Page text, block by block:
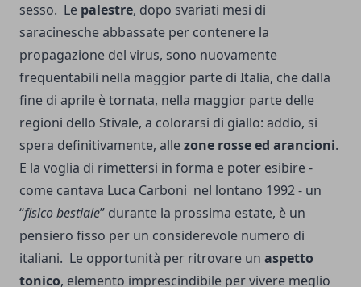
sesso. Le palestre, dopo svariati mesi di
saracinesche abbassate per contenere la
propagazione del virus, sono nuovamente
frequentabili nella maggior parte di Italia, che dalla
fine di aprile è tornata, nella maggior parte delle
regioni dello Stivale, a colorarsi di giallo: addio, si
spera definitivamente, allezone rosse ed arancioni.
E la voglia di rimettersi in forma e poter esibire -
come cantava Luca Carboni nel lontano 1992 - un
“fisico bestiale” durante la prossima estate, è un
pensiero fisso per un considerevole numero di
italiani. Le opportunità per ritrovare un aspetto
tonico, elemento imprescindibile per vivere meglio